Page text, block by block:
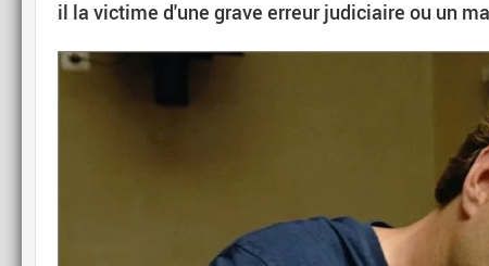
il la victime d'une grave erreur judiciaire ou un